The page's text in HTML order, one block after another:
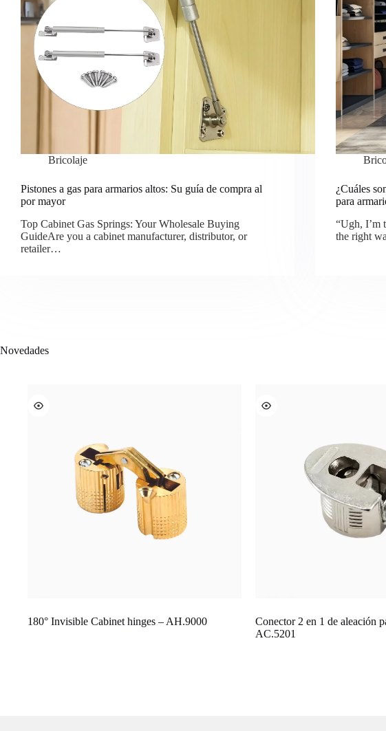
Bricolaje
Pistones a gas para armarios altos: Su guía de compra al
por mayor
Top Cabinet Gas Springs: Your Wholesale Buying
GuideAre you a cabinet manufacturer, distributor, or
retailer…
¿Cuáles
para
“Ugh, I’m
the right
Novedades
180° Invisible Cabinet hinges – AH.9000
Conector 2 en 1 de aleación
AC.5201